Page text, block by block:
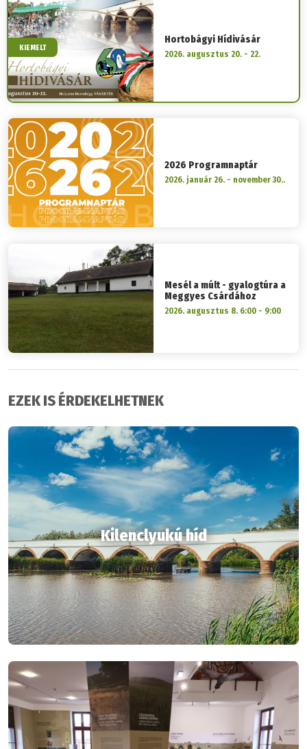
KIEMELT
Hortobágyi Hídivásár
2026. augusztus 20. - 22.
2026 Programnaptár
2026. január 26. - november 30..
Mesél a múlt - gyalogtúra a
Meggyes Csárdához
2026. augusztus 8. 6:00 - 9:00
EZEK IS ÉRDEKELHETNEK
Kilenclyukú híd